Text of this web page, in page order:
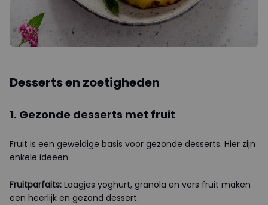
Desserts en zoetigheden
1. Gezonde desserts met fruit
Fruit is een geweldige basis voor gezonde desserts. Hier zijn
enkele ideeën:
Fruitparfaits: Laagjes yoghurt, granola en vers fruit maken
een heerlijk en gezond dessert.